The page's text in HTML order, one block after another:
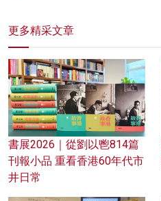
更多精采文章
書展2026｜從劉以鬯814篇
刊報小品 重看香港60年代市
井日常